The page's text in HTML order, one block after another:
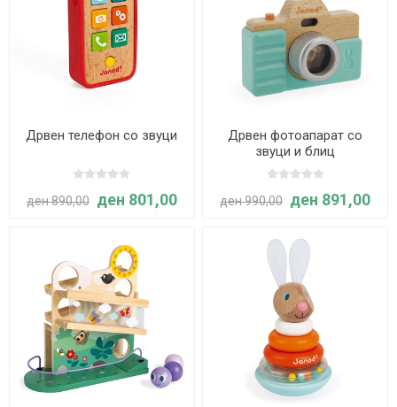
Дрвен телефон со звуци
ден 890,00 ден 801,00
Дрвен фотоапарат со
звуци и блиц
ден 990,00 ден 891,00